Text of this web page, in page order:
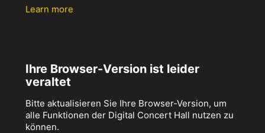
Learn more
Ihre Browser-Version ist leider
veraltet
Bitte aktualisieren Sie Ihre Browser-Version, um
alle Funktionen der Digital Concert Hall nutzen zu
können.